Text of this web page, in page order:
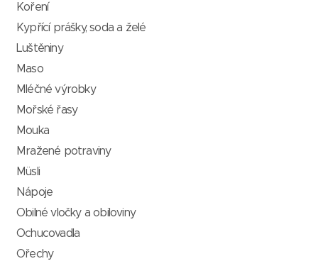
Koření
Kypřící prášky, soda a želé
Luštěniny
Maso
Mléčné výrobky
Mořské řasy
Mouka
Mražené potraviny
Müsli
Nápoje
Obilné vločky a obiloviny
Ochucovadla
Ořechy